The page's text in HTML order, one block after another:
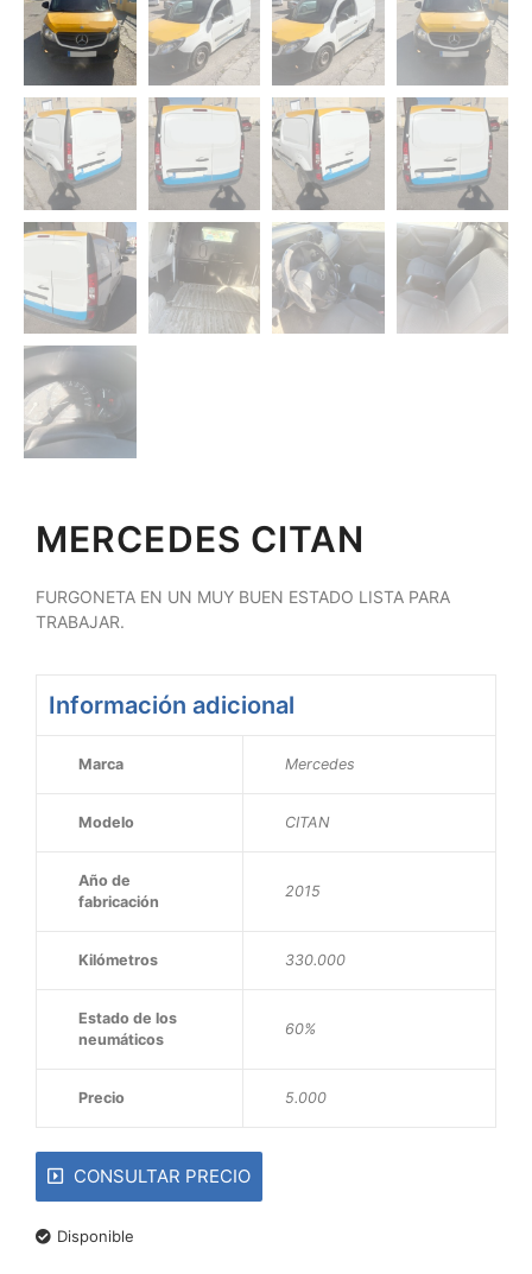
MERCEDES CITAN
FURGONETA EN UN MUY BUEN ESTADO LISTA PARA
TRABAJAR.
Información adicional
Marca Mercedes
Modelo CITAN
Año de
fabricación
2015
Kilómetros 330.000
Estado de los
neumáticos
60%
Precio 5.000
CONSULTAR PRECIO
Disponible